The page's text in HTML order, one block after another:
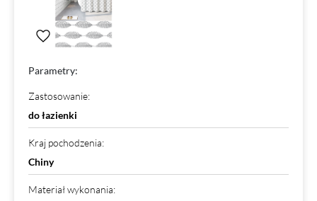
Parametry:
Zastosowanie:
do łazienki
Kraj pochodzenia:
Chiny
Materiał wykonania: